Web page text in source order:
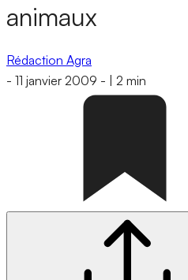
animaux
Rédaction Agra
- 11 janvier 2009 - 2 min